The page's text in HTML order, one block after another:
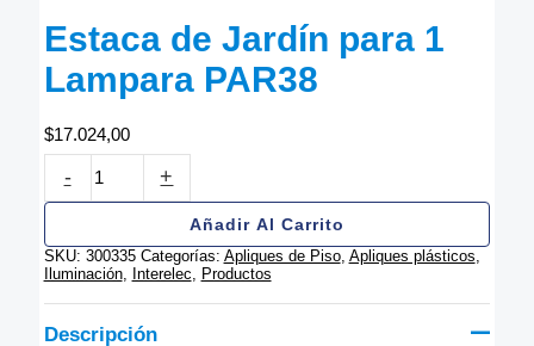
Estaca de Jardín para 1
Lampara PAR38
$17.024,00
-
Jardín
1
Lampara
PAR38
cantidad
+
Añadir Al Carrito
SKU: 300335 Categorías: Apliques de Piso, Apliques plásticos,
Iluminación, Interelec, Productos
Descripción